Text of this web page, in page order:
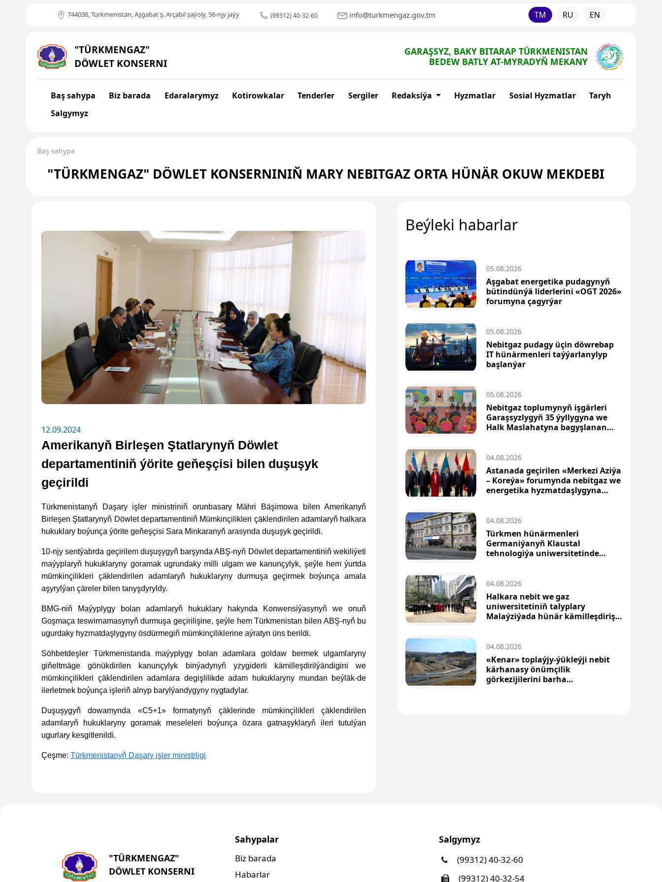
744036, Türkmenistan, Aşgabat ş. Arçabil şaýoly, 56-njy jaýy (99312) 40-32-60 info@turkmengaz.gov.tm TM RU EN
"TÜRKMENGAZ"
DÖWLET KONSERNI
GARAŞSYZ, BAKY BITARAP TÜRKMENISTAN
BEDEW BATLY AT-MYRADYŇ MEKANY
Baş sahypa Biz barada Edaralarymyz Kotirowkalar Tenderler Sergiler Redaksiýa Hyzmatlar Sosial Hyzmatlar
Taryh
Salgymyz
Baş sahypa
"TÜRKMENGAZ" DÖWLET KONSERNINIŇ MARY NEBITGAZ ORTA HÜNÄR OKUW MEKDEBI
12.09.2024
Amerikanyň Birleşen Ştatlarynyň Döwlet
departamentiniň ýörite geňeşçisi bilen duşuşyk
geçirildi
Türkmenistanyň Daşary işler ministriniň orunbasary Mähri Bäşimowa bilen Amerikanyň
Birleşen Ştatlarynyň Döwlet departamentiniň Mümkinçilikleri çäklendirilen adamlaryň halkara
hukuklary boýunça ýörite geňeşçisi Sara Minkaranyň arasynda duşuşyk geçirildi.
10-njy sentýabrda geçirilem duşuşygyň barşynda ABŞ-nyň Döwlet departamentiniň wekiliýeti
maýyplaryň hukuklaryny goramak ugrundaky milli ulgam we kanunçylyk, şeýle hem ýurtda
mümkinçilikleri çäklendirilen adamlaryň hukuklaryny durmuşa geçirmek boýunça amala
aşyrylýan çäreler bilen tanyşdyryldy.
BMG-niň Maýyplygy bolan adamlaryň hukuklary hakynda Konwensiýasynyň we onuň
Goşmaça teswirnamasynyň durmuşa geçirilişine, şeýle hem Türkmenistan bilen ABŞ-nyň bu
ugurdaky hyzmatdaşlygyny ösdürmegiň mümkinçiliklerine aýratyn üns berildi.
Söhbetdeşler Türkmenistanda maýyplygy bolan adamlara goldaw bermek ulgamlaryny
giňeltmäge gönükdirilen kanunçylyk binýadynyň yzygiderli kämilleşdirilýändigini we
mümkinçilikleri çäklendirilen adamlara degişlilikde adam hukuklaryny mundan beýläk-de
ilerletmek boýunça işleriň alnyp barylýandygyny nygtadylar.
Duşuşygyň dowamynda «C5+1» formatynyň çäklerinde mümkinçilikleri çäklendirilen
adamlaryň hukuklaryny goramak meseleleri boýunça özara gatnaşyklaryň ileri tutulýan
ugurlary kesgitlenildi.
Çeşme: Türkmenistanyň Daşary işler ministrligi
Beýleki habarlar
05.08.2026
Aşgabat energetika pudagynyň
bütindünýä liderlerini «OGT 2026»
forumyna çagyrýar
05.08.2026
Nebitgaz pudagy üçin döwrebap
IT hünärmenleri taýýarlanylyp
başlanýar
05.08.2026
Nebitgaz toplumynyň işgärleri
Garaşsyzlygyň 35 ýyllygyna we
Halk Maslahatyna bagyşlanan
04.08.2026
Astanada geçirilen «Merkezi Aziýa
– Koreýa» forumynda nebitgaz we
energetika hyzmatdaşlygyna
04.08.2026
Türkmen hünärmenleri
Germaniýanyň Klaustal
tehnologiýa uniwersitetinde
04.08.2026
Halkara nebit we gaz
uniwersitetiniň talyplary
Malaýziýada hünär kämilleşdiriş
04.08.2026
«Kenar» toplaýjy-ýükleýji nebit
kärhanasy önümçilik
görkezijilerini barha
"TÜRKMENGAZ"
DÖWLET KONSERNI
Sahypalar
Biz barada
Habarlar
Salgymyz
(99312) 40-32-60
(99312) 40-32-54